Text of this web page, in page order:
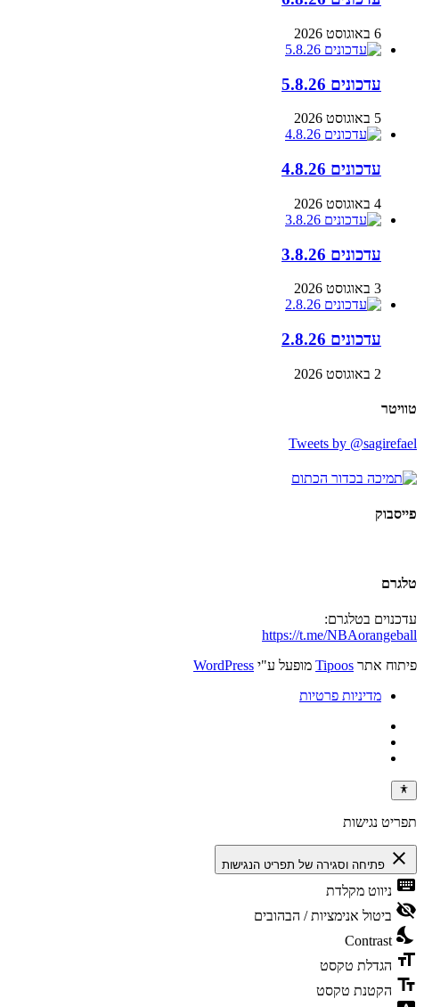
6 באוגוסט 2026
עדכונים 5.8.26
5 באוגוסט 2026
עדכונים 4.8.26
4 באוגוסט 2026
עדכונים 3.8.26
3 באוגוסט 2026
עדכונים 2.8.26
2 באוגוסט 2026
טוויטר
Tweets by @sagirefael
פייסבוק
טלגרם
עדכנוים בטלגרם:
https://t.me/NBAorangeball
פיתוח אתר Tipoos מופעל ע"י WordPress
מדיניות פרטיות
תפריט נגישות
close פתיחה וסגירה של תפריט הנגישות
keyboard ניווט מקלדת
visibility_off ביטול אנימציות / הבהובים
nights_stay
Contrast
format_size הגדלת טקסט
text_fields הקטנת טקסט